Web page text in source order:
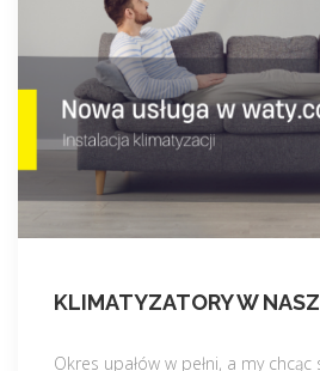
KLIMATYZATORY W
Okres upałów w pełni, a my